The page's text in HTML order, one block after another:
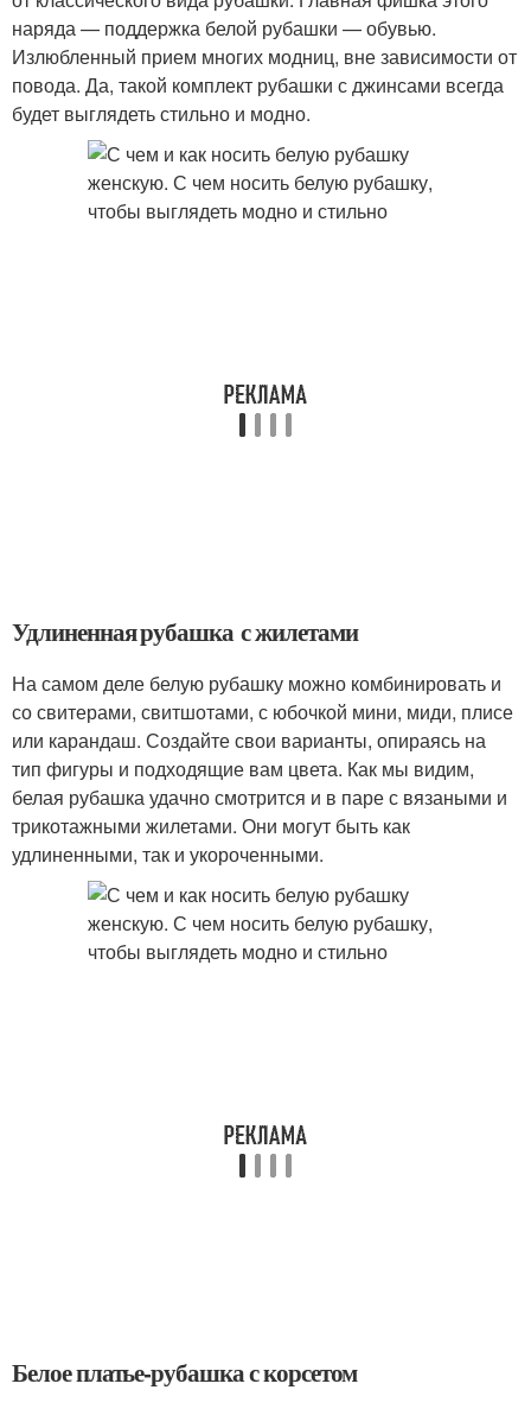
наряда — поддержка белой рубашки — обувью.
Излюбленный прием многих модниц, вне зависимости от
повода. Да, такой комплект рубашки с джинсами всегда
будет выглядеть стильно и модно.
Удлиненная рубашка с жилетами
На самом деле белую рубашку можно комбинировать и
со свитерами, свитшотами, с юбочкой мини, миди, плисе
или карандаш. Создайте свои варианты, опираясь на
тип фигуры и подходящие вам цвета. Как мы видим,
белая рубашка удачно смотрится и в паре с вязаными и
трикотажными жилетами. Они могут быть как
удлиненными, так и укороченными.
Белое платье-рубашка с корсетом